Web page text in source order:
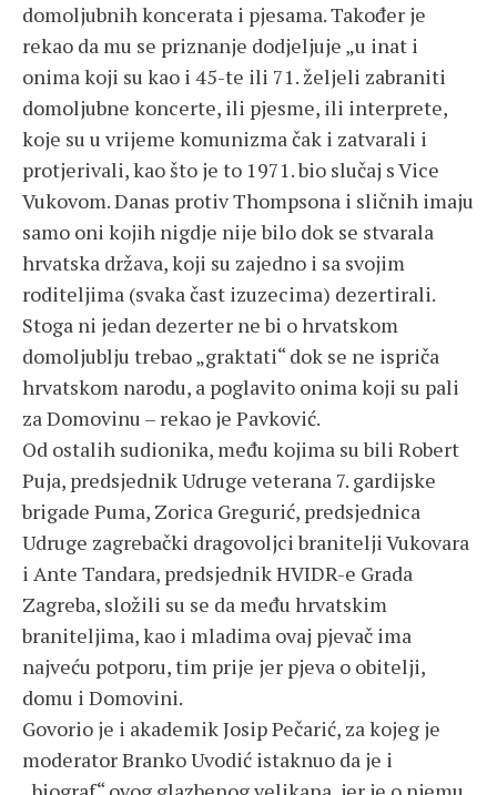
domoljubnih koncerata i pjesama. Također je
rekao da mu se priznanje dodjeljuje „u inat i
onima koji su kao i 45-te ili 71. željeli zabraniti
domoljubne koncerte, ili pjesme, ili interprete,
koje su u vrijeme komunizma čak i zatvarali i
protjerivali, kao što je to 1971. bio slučaj s Vice
Vukovom. Danas protiv Thompsona i sličnih imaju
samo oni kojih nigdje nije bilo dok se stvarala
hrvatska država, koji su zajedno i sa svojim
roditeljima (svaka čast izuzecima) dezertirali.
Stoga ni jedan dezerter ne bi o hrvatskom
domoljublju trebao „graktati“ dok se ne ispriča
hrvatskom narodu, a poglavito onima koji su pali
za Domovinu – rekao je Pavković.
Od ostalih sudionika, među kojima su bili Robert
Puja, predsjednik Udruge veterana 7. gardijske
brigade Puma, Zorica Gregurić, predsjednica
Udruge zagrebački dragovoljci branitelji Vukovara
i Ante Tandara, predsjednik HVIDR-e Grada
Zagreba, složili su se da među hrvatskim
braniteljima, kao i mladima ovaj pjevač ima
najveću potporu, tim prije jer pjeva o obitelji,
domu i Domovini.
Govorio je i akademik Josip Pečarić, za kojeg je
moderator Branko Uvodić istaknuo da je i